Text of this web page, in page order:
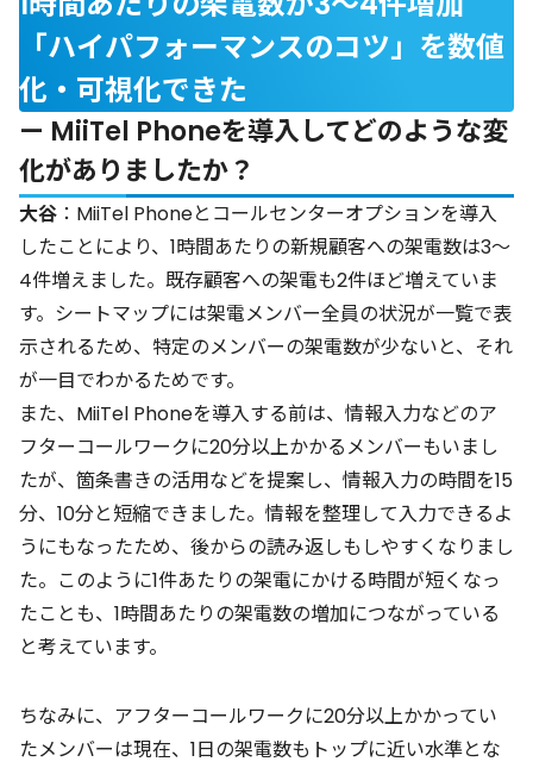
「ハイパフォーマンスのコツ」を数値
化・可視化できた
— MiiTel Phoneを導入してどのような変
化がありましたか？
大谷 ：MiiTel Phoneとコールセンターオプションを導入
したことにより、1時間あたりの新規顧客への架電数は3〜
4件増えました。既存顧客への架電も2件ほど増えていま
す。シートマップには架電メンバー全員の状況が一覧で表
示されるため、特定のメンバーの架電数が少ないと、それ
が一目でわかるためです。
また、MiiTel Phoneを導入する前は、情報入力などのア
フターコールワークに20分以上かかるメンバーもいまし
たが、箇条書きの活用などを提案し、情報入力の時間を15
分、10分と短縮できました。情報を整理して入力できるよ
うにもなったため、後からの読み返しもしやすくなりまし
た。このように1件あたりの架電にかける時間が短くなっ
たことも、1時間あたりの架電数の増加につながっている
と考えています。
ちなみに、アフターコールワークに20分以上かかってい
たメンバーは現在、1日の架電数もトップに近い水準とな